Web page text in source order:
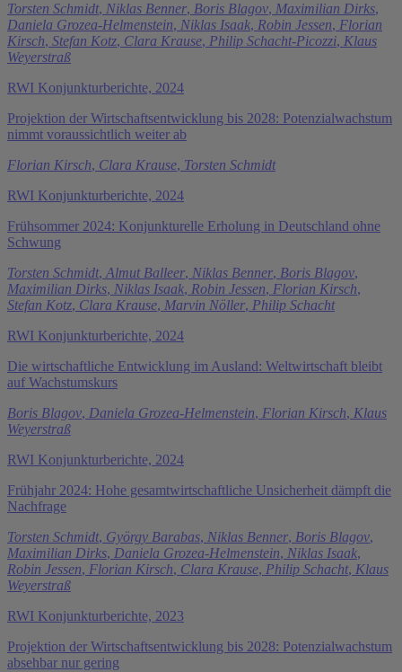
Torsten Schmidt, Niklas Benner, Boris Blagov, Maximilian Dirks,
Daniela Grozea-Helmenstein, Niklas Isaak, Robin Jessen, Florian
Kirsch, Stefan Kotz, Clara Krause, Philip Schacht-Picozzi, Klaus
Weyerstraß
RWI Konjunkturberichte, 2024
Projektion der Wirtschaftsentwicklung bis 2028: Potenzialwachstum
nimmt voraussichtlich weiter ab
Florian Kirsch, Clara Krause, Torsten Schmidt
RWI Konjunkturberichte, 2024
Frühsommer 2024: Konjunkturelle Erholung in Deutschland ohne
Schwung
Torsten Schmidt, Almut Balleer, Niklas Benner, Boris Blagov,
Maximilian Dirks, Niklas Isaak, Robin Jessen, Florian Kirsch,
Stefan Kotz, Clara Krause, Marvin Nöller, Philip Schacht
RWI Konjunkturberichte, 2024
Die wirtschaftliche Entwicklung im Ausland: Weltwirtschaft bleibt
auf Wachstumskurs
Boris Blagov, Daniela Grozea-Helmenstein, Florian Kirsch, Klaus
Weyerstraß
RWI Konjunkturberichte, 2024
Frühjahr 2024: Hohe gesamtwirtschaftliche Unsicherheit dämpft die
Nachfrage
Torsten Schmidt, György Barabas, Niklas Benner, Boris Blagov,
Maximilian Dirks, Daniela Grozea-Helmenstein, Niklas Isaak,
Robin Jessen, Florian Kirsch, Clara Krause, Philip Schacht, Klaus
Weyerstraß
RWI Konjunkturberichte, 2023
Projektion der Wirtschaftsentwicklung bis 2028: Potenzialwachstum
absehbar nur gering